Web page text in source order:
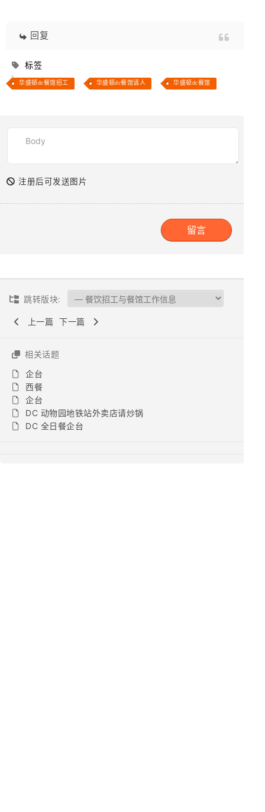
回复
标签
华盛顿dc餐馆招工 华盛顿dc餐馆请人 华盛顿dc餐馆
注册后可发送图片
跳转版块:
上一篇 下一篇
相关话题
企台
西餐
企台
DC 动物园地铁站外卖店请炒锅
DC 全日餐企台